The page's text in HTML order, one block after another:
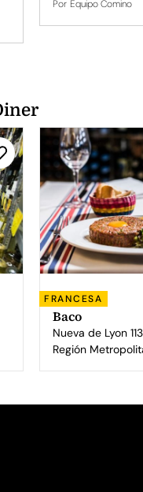
Por Equipo Comino
FRANCESA
Baco
Nueva de Lyon
Región